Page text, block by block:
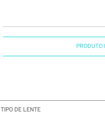
PRODUTO
TIPO DE LENTE